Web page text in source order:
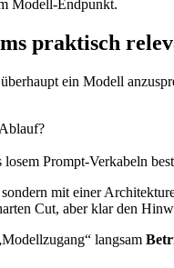
Modell-Endpunkt.
praktisch
ein Modell
Prompt-Verkabeln
mit einer
Cut, aber klar den
langsam